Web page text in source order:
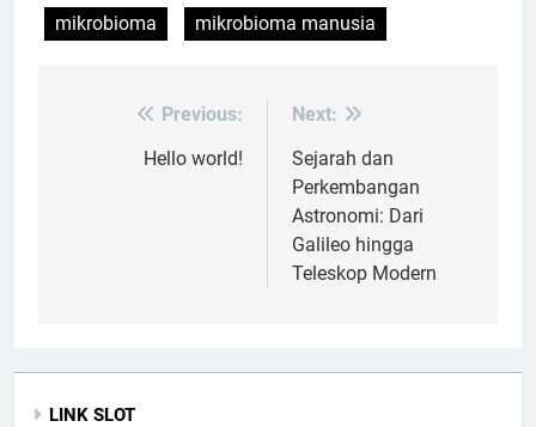
mikrobioma
mikrobioma manusia
navigation
Previous:
Hello world!
Next:
Sejarah dan
Perkembangan
Astronomi: Dari
Galileo hingga
Teleskop Modern
LINK SLOT